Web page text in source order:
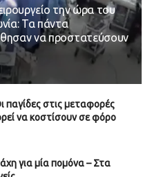
την ώρα του
Τα πάντα
να προστατεύσουν
παγίδες στις μεταφορές
να κοστίσουν σε φόρο
για μία πομόνα – Στα